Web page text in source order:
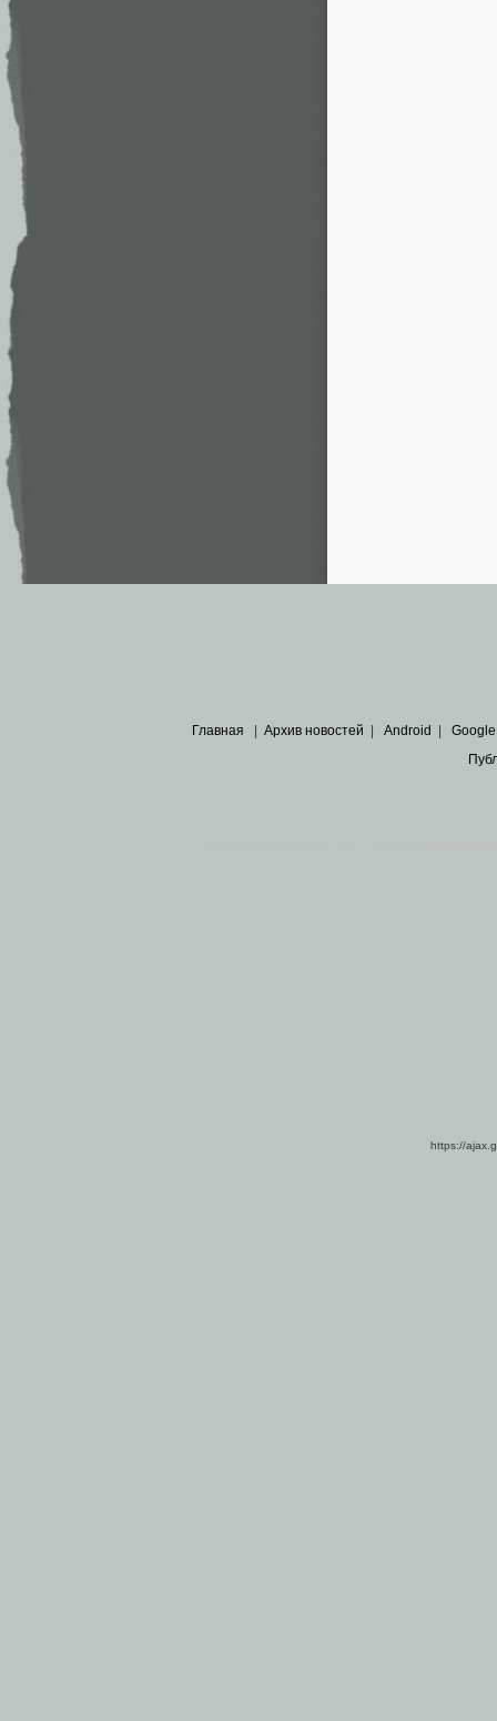
Главная Архив новостей Android Google
https://